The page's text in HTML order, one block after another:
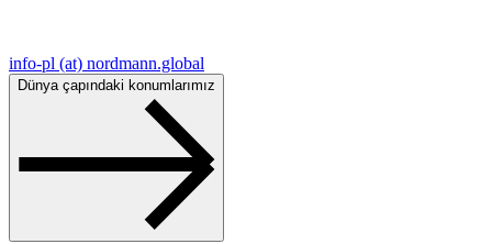
info-pl (at) nordmann.global
Dünya çapındaki konumlarımız